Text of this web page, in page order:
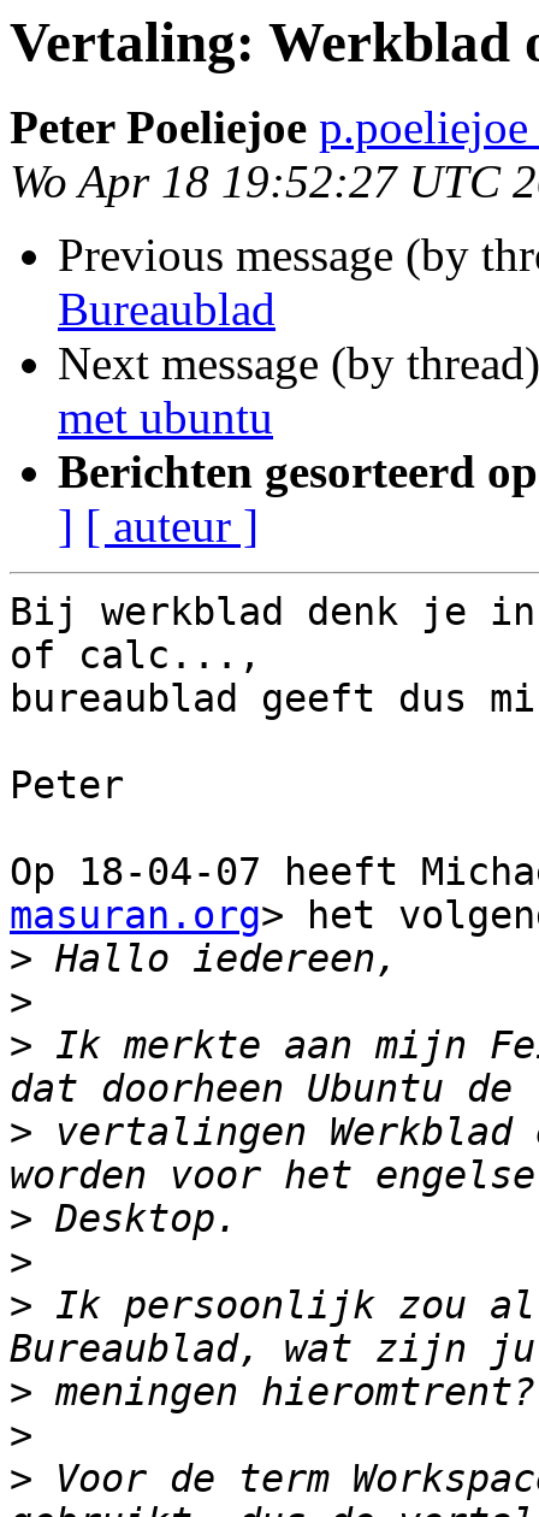
Vertaling: Werkblad
Peter Poeliejoe
Wo Apr 18 19:52:27 UTC
Previous message (by
Bureaublad
Next message (by
met ubuntu
Berichten gesorteerd
] [ auteur ]
Bij werkblad denk je
of calc...,
bureaublad geeft dus
Peter
Op 18-04-07 heeft
masuran.org> het
>
>
> Ik merkte aan mijn
> vertalingen Werkblad
>
>
> Ik persoonlijk zou
>
>
> Voor de term